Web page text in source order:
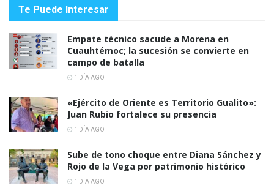
Te Puede Interesar
Empate técnico sacude a Morena en
Cuauhtémoc; la sucesión se convierte en
campo de batalla
1 DÍA AGO
«Ejército de Oriente es Territorio Gualito»:
Juan Rubio fortalece su presencia
1 DÍA AGO
Sube de tono choque entre Diana Sánchez y
Rojo de la Vega por patrimonio histórico
1 DÍA AGO